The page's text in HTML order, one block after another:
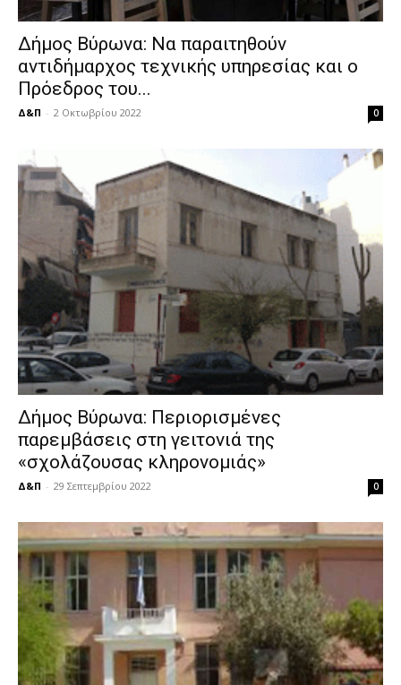
Δήμος Βύρωνα: Να παραιτηθούν
αντιδήμαρχος τεχνικής υπηρεσίας και ο
Πρόεδρος του...
Δ&Π - 2 Οκτωβρίου 2022 0
Δήμος Βύρωνα: Περιορισμένες
παρεμβάσεις στη γειτονιά της
«σχολάζουσας κληρονομιάς»
Δ&Π - 29 Σεπτεμβρίου 2022 0